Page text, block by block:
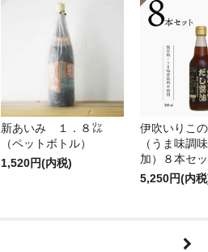
新あいみ １．８㍑
（ペットボトル）
1,520円(内税)
伊吹いりこ
（うま味調
加）８本セ
5,250円(内